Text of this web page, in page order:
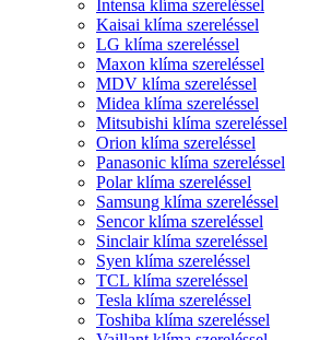
Intensa klíma szereléssel
Kaisai klíma szereléssel
LG klíma szereléssel
Maxon klíma szereléssel
MDV klíma szereléssel
Midea klíma szereléssel
Mitsubishi klíma szereléssel
Orion klíma szereléssel
Panasonic klíma szereléssel
Polar klíma szereléssel
Samsung klíma szereléssel
Sencor klíma szereléssel
Sinclair klíma szereléssel
Syen klíma szereléssel
TCL klíma szereléssel
Tesla klíma szereléssel
Toshiba klíma szereléssel